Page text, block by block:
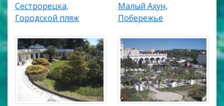
Сестрорецка,
Городской пляж
Малый Ахун,
Побережье